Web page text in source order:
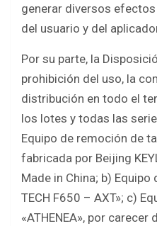
generar diversos
del usuario y del
Por su parte, la
prohibición del uso, la
distribución en todo el
los lotes y todas las
Equipo de remoción de
fabricada por Beijing
Made in China; b) Equipo
TECH F650 – AXT»; c)
«ATHENEA», por